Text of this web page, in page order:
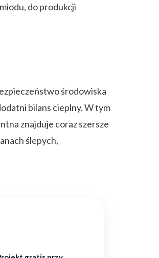
do produkcji
środowiska
bilans cieplny. W tym
znajduje coraz szersze
ślepych,